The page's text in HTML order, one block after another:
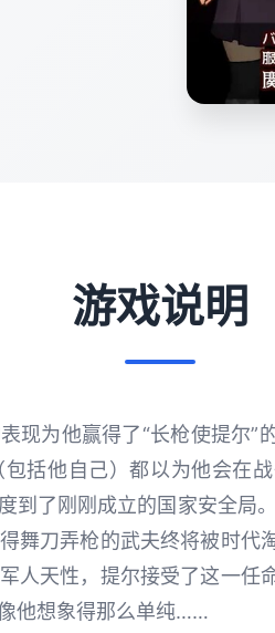
游戏说明
现为他赢得了“长枪使提尔”
括他自己）都以为他会在
到了刚刚成立的国家安全局
舞刀弄枪的武夫终将被时代
人天性，提尔接受了这一任
他想象得那么单纯……